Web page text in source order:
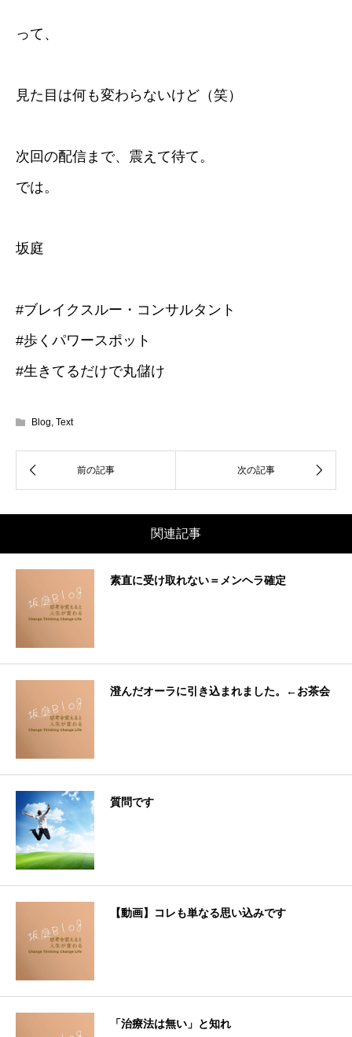
って、
見た目は何も変わらないけど（笑）
次回の配信まで、震えて待て。
では。
坂庭
#ブレイクスルー・コンサルタント
#歩くパワースポット
#生きてるだけで丸儲け
Blog, Text
関連記事
素直に受け取れない＝メンヘラ確定
澄んだオーラに引き込まれました。←お茶会
質問です
【動画】コレも単なる思い込みです
「治療法は無い」と知れ